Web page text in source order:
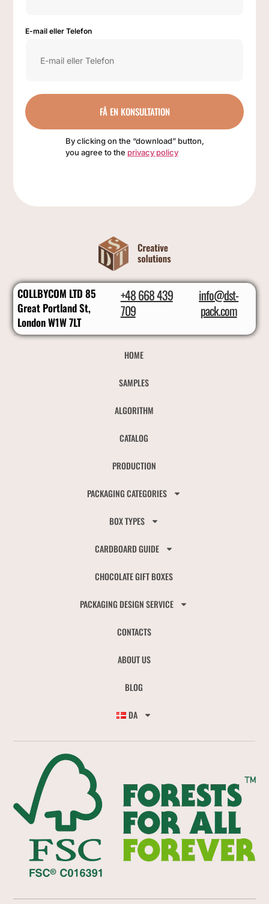
E-mail eller Telefon
FÅ EN KONSULTATION
By clicking on the “download” button,
you agree to the privacy policy
COLLBYCOM LTD 85
Great Portland St,
London W1W 7LT
+48 668 439
709
info@dst-
pack.com
HOME
SAMPLES
ALGORITHM
CATALOG
PRODUCTION
PACKAGING CATEGORIES
BOX TYPES
CARDBOARD GUIDE
CHOCOLATE GIFT BOXES
PACKAGING DESIGN SERVICE
CONTACTS
ABOUT US
BLOG
DA